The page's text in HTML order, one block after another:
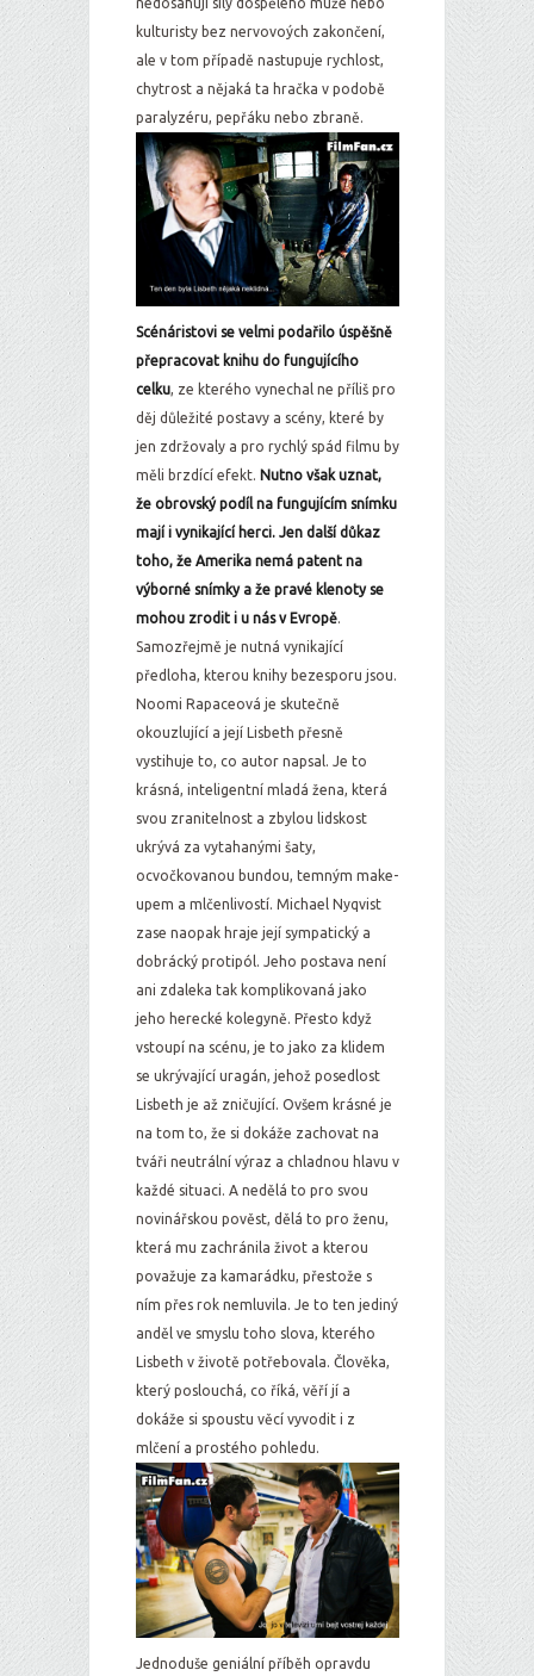
nedosahují síly dospělého muže nebo
kulturisty bez nervovoých zakončení,
ale v tom případě nastupuje rychlost,
chytrost a nějaká ta hračka v podobě
paralyzéru, pepřáku nebo zbraně.
Scénáristovi se velmi podařilo úspěšně
přepracovat knihu do fungujícího
celku, ze kterého vynechal ne příliš pro
děj důležité postavy a scény, které by
jen zdržovaly a pro rychlý spád filmu by
měli brzdící efekt. Nutno však uznat,
že obrovský podíl na fungujícím snímku
mají i vynikající herci. Jen další důkaz
toho, že Amerika nemá patent na
výborné snímky a že pravé klenoty se
mohou zrodit i u nás v Evropě.
Samozřejmě je nutná vynikající
předloha, kterou knihy bezesporu jsou.
Noomi Rapaceová je skutečně
okouzlující a její Lisbeth přesně
vystihuje to, co autor napsal. Je to
krásná, inteligentní mladá žena, která
svou zranitelnost a zbylou lidskost
ukrývá za vytahanými šaty,
ocvočkovanou bundou, temným make-
upem a mlčenlivostí. Michael Nyqvist
zase naopak hraje její sympatický a
dobrácký protipól. Jeho postava není
ani zdaleka tak komplikovaná jako
jeho herecké kolegyně. Přesto když
vstoupí na scénu, je to jako za klidem
se ukrývající uragán, jehož posedlost
Lisbeth je až zničující. Ovšem krásné je
na tom to, že si dokáže zachovat na
tváři neutrální výraz a chladnou hlavu v
každé situaci. A nedělá to pro svou
novinářskou pověst, dělá to pro ženu,
která mu zachránila život a kterou
považuje za kamarádku, přestože s
ním přes rok nemluvila. Je to ten jediný
anděl ve smyslu toho slova, kterého
Lisbeth v životě potřebovala. Člověka,
který poslouchá, co říká, věří jí a
dokáže si spoustu věcí vyvodit i z
mlčení a prostého pohledu.
Jednoduše geniální příběh opravdu